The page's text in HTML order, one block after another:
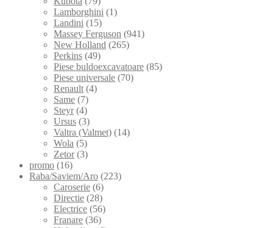
Lamborghini (1)
Landini (15)
Massey Ferguson (941)
New Holland (265)
Perkins (49)
Piese buldoexcavatoare (85)
Piese universale (70)
Renault (4)
Same (7)
Steyr (4)
Ursus (3)
Valtra (Valmet) (14)
Wola (5)
Zetor (3)
promo (16)
Raba/Saviem/Aro (223)
Caroserie (6)
Directie (28)
Electrice (56)
Franare (36)